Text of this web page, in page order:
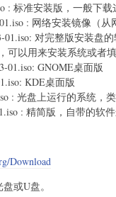
: 标准安装版，一般下载
: 网络安装镜像（从
01.iso: 对完整版安装盘
可以用来安装系统或者
01.iso: GNOME桌面版
KDE桌面版
: 光盘上运行的系统，
: 精简版，自带的软
Download
或U盘。